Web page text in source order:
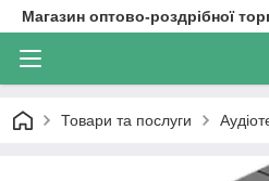
Магазин оптово-роздрібної
Товари та послуги